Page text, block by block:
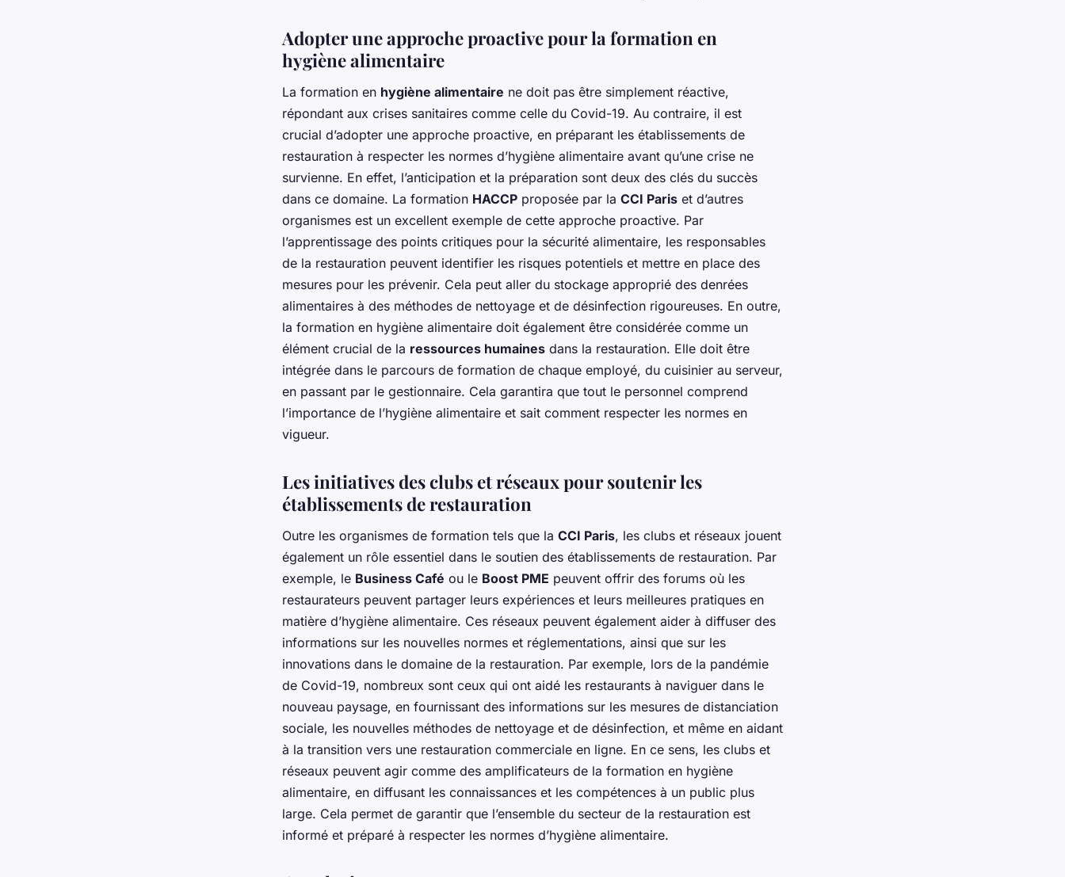
Adopter une approche proactive pour la formation en
hygiène alimentaire
La formation en hygiène alimentaire ne doit pas être simplement réactive,
répondant aux crises sanitaires comme celle du Covid-19. Au contraire, il est
crucial d’adopter une approche proactive, en préparant les établissements de
restauration à respecter les normes d’hygiène alimentaire avant qu’une crise ne
survienne. En effet, l’anticipation et la préparation sont deux des clés du succès
dans ce domaine. La formation HACCP proposée par la CCI Paris et d’autres
organismes est un excellent exemple de cette approche proactive. Par
l’apprentissage des points critiques pour la sécurité alimentaire, les responsables
de la restauration peuvent identifier les risques potentiels et mettre en place des
mesures pour les prévenir. Cela peut aller du stockage approprié des denrées
alimentaires à des méthodes de nettoyage et de désinfection rigoureuses. En outre,
la formation en hygiène alimentaire doit également être considérée comme un
élément crucial de la ressources humaines dans la restauration. Elle doit être
intégrée dans le parcours de formation de chaque employé, du cuisinier au serveur,
en passant par le gestionnaire. Cela garantira que tout le personnel comprend
l’importance de l’hygiène alimentaire et sait comment respecter les normes en
vigueur.
Les initiatives des clubs et réseaux pour soutenir les
établissements de restauration
Outre les organismes de formation tels que la CCI Paris, les clubs et réseaux jouent
également un rôle essentiel dans le soutien des établissements de restauration. Par
exemple, le Business Café ou le Boost PME peuvent offrir des forums où les
restaurateurs peuvent partager leurs expériences et leurs meilleures pratiques en
matière d’hygiène alimentaire. Ces réseaux peuvent également aider à diffuser des
informations sur les nouvelles normes et réglementations, ainsi que sur les
innovations dans le domaine de la restauration. Par exemple, lors de la pandémie
de Covid-19, nombreux sont ceux qui ont aidé les restaurants à naviguer dans le
nouveau paysage, en fournissant des informations sur les mesures de distanciation
sociale, les nouvelles méthodes de nettoyage et de désinfection, et même en aidant
à la transition vers une restauration commerciale en ligne. En ce sens, les clubs et
réseaux peuvent agir comme des amplificateurs de la formation en hygiène
alimentaire, en diffusant les connaissances et les compétences à un public plus
large. Cela permet de garantir que l’ensemble du secteur de la restauration est
informé et préparé à respecter les normes d’hygiène alimentaire.